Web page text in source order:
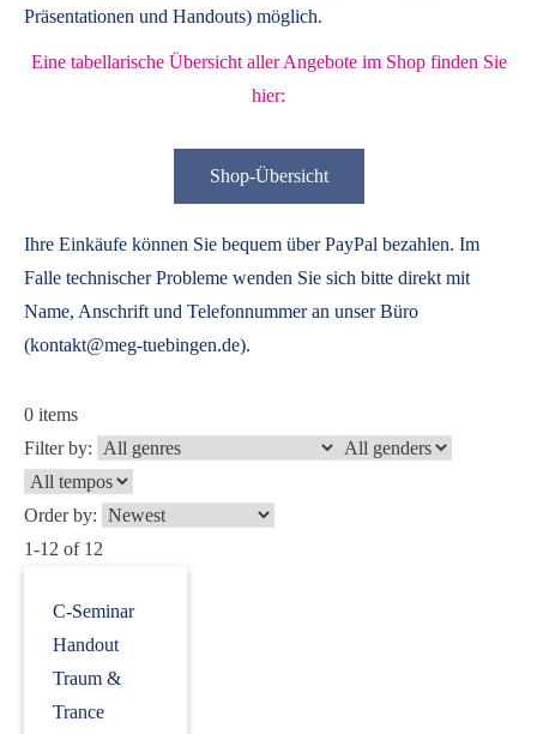
Präsentationen und Handouts) möglich.
Eine tabellarische Übersicht aller Angebote im Shop finden Sie
hier:
Shop-Übersicht
Ihre Einkäufe können Sie bequem über PayPal bezahlen. Im
Falle technischer Probleme wenden Sie sich bitte direkt mit
Name, Anschrift und Telefonnummer an unser Büro
(kontakt@meg-tuebingen.de).
0 items
Filter by:
Order by:
1-12 of 12
C-Seminar
Handout
Traum &
Trance